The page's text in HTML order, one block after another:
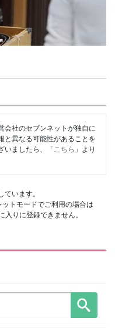
会社のセブンネットが独自に
と異なる可能性があることを
いましたら、「 こちら 」より
ています。
トモードでご利用の場合は
りに登録できません。